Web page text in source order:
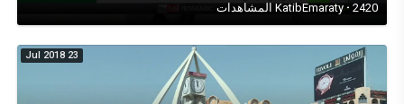
KatibEmaraty · 2420 المشاهدات
23 Jul 2018